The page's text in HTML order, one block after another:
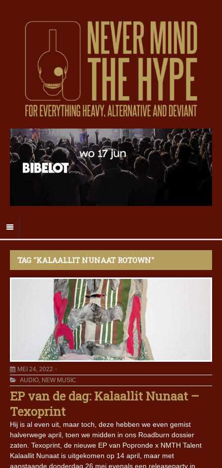
TAG "KALAALLIT NUNAAT ROTOWN"
MEI 24, 2022
AUDIO, NEW MUSIC
EP van de dag: Kalaallit Nunaat –
Texoprint
Hij is al even uit, maar toch, deze hebben we even gemist
halverwege april, toen we midden in ons Roadburn dossier
zaten. Texoprint, de nieuwe EP van Popronde x NMTH Talent
Kalaallit Nunaat is uitgekomen op 14 april, maar met
aanstaande donderdag 26 mei evenals een releaseparty in